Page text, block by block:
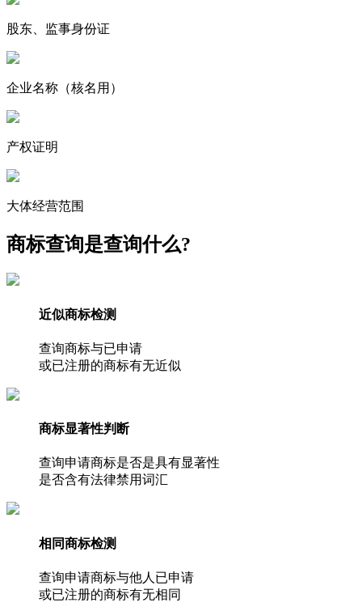
股东、监事身份证
企业名称 （核名用）
产权证明
大体经营范围
商标查询是查询什么?
近似商标检测
查询商标与已申请
或已注册的商标有无近似
商标显著性判断
查询申请商标是否是具有显著性
是否含有法律禁用词汇
相同商标检测
查询申请商标与他人已申请
或已注册的商标有无相同